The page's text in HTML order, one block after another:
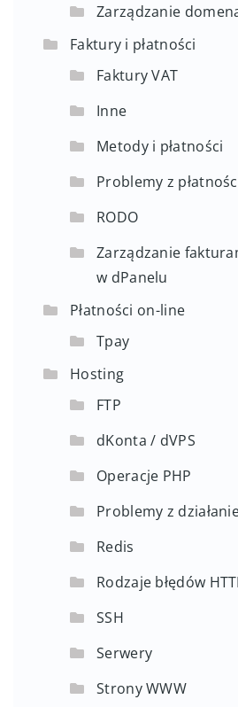
Zarządzanie
Faktury i płatności
Faktury VAT
Inne
Metody i płatności
Problemy z
RODO
Zarządzanie
w dPanelu
Płatności on-line
Tpay
Hosting
FTP
dKonta / dVPS
Operacje PHP
Problemy z
Redis
Rodzaje błędów
SSH
Serwery
Strony WWW